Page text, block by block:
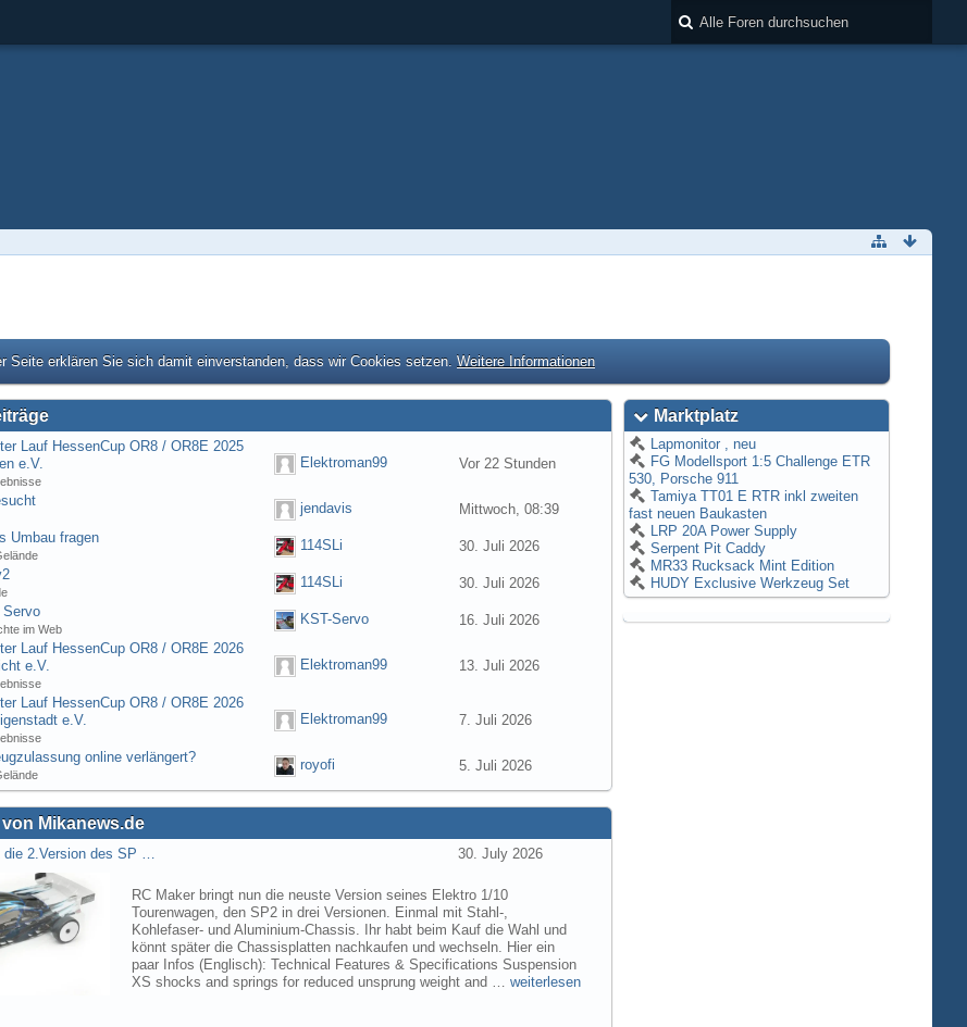
Seite erklären Sie sich damit einverstanden, dass wir Cookies setzen. Weitere Informationen
Lauf HessenCup OR8 / OR8E 2025
e.V.
Elektroman99 Vor 22 Stunden
jendavis
Mittwoch, 08:39
Umbau fragen
114SLi
30. Juli 2026
114SLi
30. Juli 2026
Servo
im Web
KST-Servo
16. Juli 2026
Lauf HessenCup OR8 / OR8E 2026
e.V.
Elektroman99 13. Juli 2026
Lauf HessenCup OR8 / OR8E 2026
e.V.
Elektroman99 7. Juli 2026
online verlängert? royofi 5. Juli 2026
Mikanews.de
die 2.Version des SP … 30. July 2026
RC Maker bringt nun die neuste Version seines Elektro 1/10
Tourenwagen, den SP2 in drei Versionen. Einmal mit Stahl-,
Kohlefaser- und Aluminium-Chassis. Ihr habt beim Kauf die Wahl und
könnt später die Chassisplatten nachkaufen und wechseln. Hier ein
paar Infos (Englisch): Technical Features & Specifications Suspension
XS shocks and springs for reduced unsprung weight and …weiterlesen
Marktplatz
Lapmonitor , neu
FG Modellsport 1:5 Challenge ETR
530, Porsche 911
Tamiya TT01 E RTR inkl zweiten
fast neuen Baukasten
LRP 20A Power Supply
Serpent Pit Caddy
MR33 Rucksack Mint Edition
HUDY Exclusive Werkzeug Set